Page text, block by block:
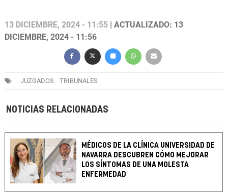
13 DICIEMBRE, 2024 - 11:55 | ACTUALIZADO: 13
DICIEMBRE, 2024 - 11:56
JUZGADOS TRIBUNALES
NOTICIAS RELACIONADAS
MÉDICOS DE LA CLÍNICA UNIVERSIDAD DE
NAVARRA DESCUBREN CÓMO MEJORAR
LOS SÍNTOMAS DE UNA MOLESTA
ENFERMEDAD